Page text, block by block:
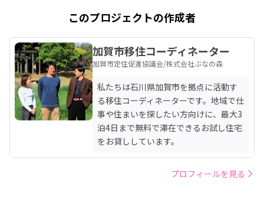
このプロジェクトの作成者
加賀市移住コーディネーター
加賀市定住促進協議会/株式会社ぶなの森
私たちは石川県加賀市を拠点に活動す
る移住コーディネーターです。地域で仕
事や住まいを探したい方向けに、最大3
泊4日まで無料で滞在できるお試し住宅
をお貸ししています。
プロフィールを見る